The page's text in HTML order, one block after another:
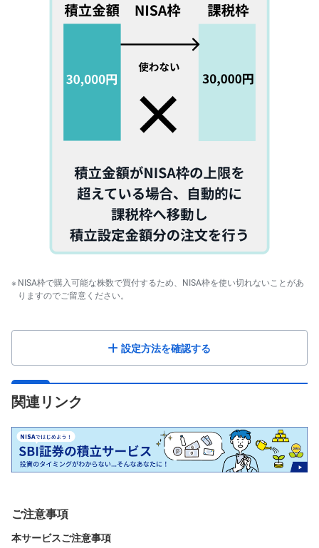
NISA枠で購入可能な株数で買付するため、NISA枠を使い切れないことがあ
りますのでご留意ください。
設定方法を確認する
関連リンク
ご注意事項
本サービスご注意事項